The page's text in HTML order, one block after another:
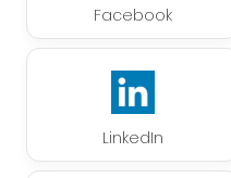
Facebook
LinkedIn